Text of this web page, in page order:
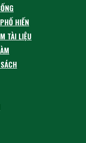
HIẾN
TÀI LIỆU